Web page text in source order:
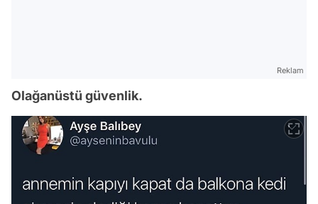
Reklam
Olağanüstü güvenlik.